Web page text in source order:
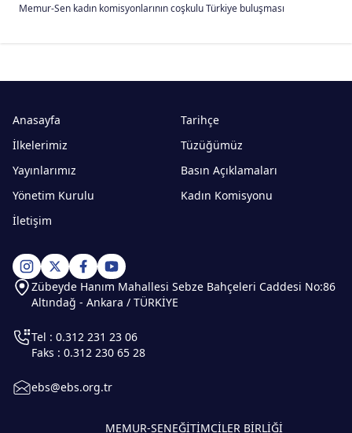
Memur-Sen kadın komisyonlarının coşkulu Türkiye buluşması
Anasayfa
Tarihçe
İlkelerimiz
Tüzüğümüz
Yayınlarımız
Basın Açıklamaları
Yönetim Kurulu
Kadın Komisyonu
İletişim
MEMUR-SENEĞİTİMCİLER BİRLİĞİ
Zübeyde Hanım Mahallesi Sebze Bahçeleri Caddesi No:86
Altındağ - Ankara / TÜRKİYE
Tel : 0.312 231 23 06
Faks : 0.312 230 65 28
ebs@ebs.org.tr